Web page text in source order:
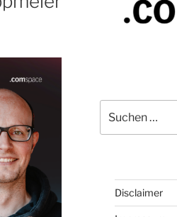
nach:
Disclaimer